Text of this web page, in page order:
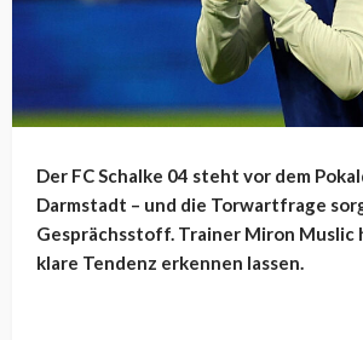
Der FC Schalke 04 steht vor dem
Darmstadt – und die Torwartfrage
Gesprächsstoff. Trainer Miron Muslic
klare Tendenz erkennen lassen.